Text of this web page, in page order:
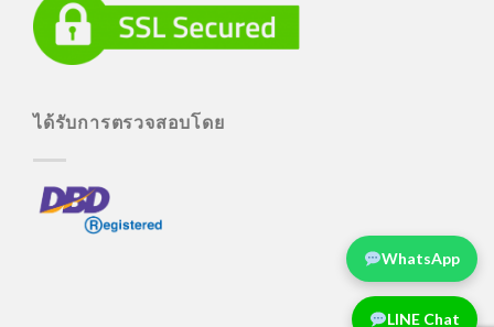
ได้รับการตรวจสอบโดย
LINE Chat
WhatsApp